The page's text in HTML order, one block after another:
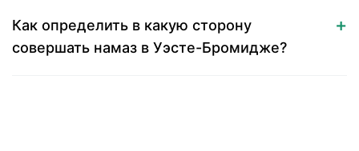
Как определить в какую сторону
совершать намаз в Уэсте-Бромидже?